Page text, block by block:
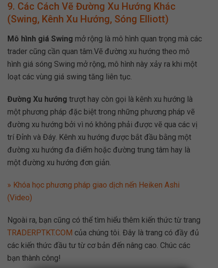
9. Các Cách Vẽ Đường Xu Hướng Khác
(Swing, Kênh Xu Hướng, Sóng Elliott)
Mô hình giá Swing mở rộng là mô hình quan trọng mà các
trader cũng cần quan tâm.Vẽ đường xu hướng theo mô
hình giá sóng Swing mở rộng, mô hình này xảy ra khi một
loạt các vùng giá swing tăng liên tục.
Đường Xu hướng trượt hay còn gọi là kênh xu hướng là
một phương pháp đặc biệt trong những phương pháp vẽ
đường xu hướng bởi vì nó không phải được vẽ qua các vị
trí Đỉnh và Đáy. Kênh xu hướng được bắt đầu bằng một
đường xu hướng đa điểm hoặc đường trung tâm hay là
một đường xu hướng đơn giản.
» Khóa học phương pháp giao dịch nến Heiken Ashi
(Video)
Ngoài ra, bạn cũng có thể tìm hiểu thêm kiến thức từ trang
TRADERPTKT.COM của chúng tôi. Đây là trang có đầy đủ
các kiến thức đầu tư từ cơ bản đến nâng cao. Chúc các
bạn thành công!